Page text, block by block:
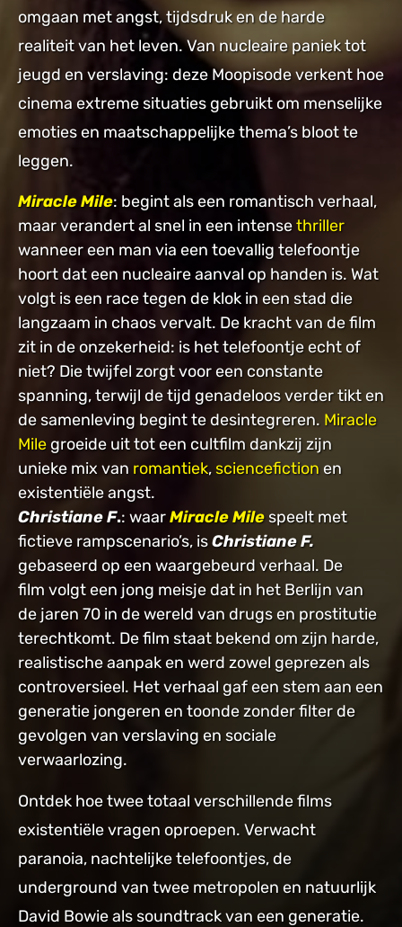
omgaan met angst, tijdsdruk en de harde
realiteit van het leven. Van nucleaire paniek tot
jeugd en verslaving: deze Moopisode verkent hoe
cinema extreme situaties gebruikt om menselijke
emoties en maatschappelijke thema’s bloot te
leggen.
Miracle Mile: begint als een romantisch verhaal,
maar verandert al snel in een intensethriller
wanneer een man via een toevallig telefoontje
hoort dat een nucleaire aanval op handen is. Wat
volgt is een race tegen de klok in een stad die
langzaam in chaos vervalt. De kracht van de film
zit in de onzekerheid: is het telefoontje echt of
niet? Die twijfel zorgt voor een constante
spanning, terwijl de tijd genadeloos verder tikt en
de samenleving begint te desintegreren. Miracle
Mile groeide uit tot een cultfilm dankzij zijn
unieke mix van romantiek, sciencefiction en
existentiële angst.
Christiane F.: waarMiracle Mile speelt met
fictieve rampscenario’s, isChristiane F.
gebaseerd op een waargebeurd verhaal. De
film volgt een jong meisje dat in het Berlijn van
de jaren 70 in de wereld van drugs en prostitutie
terechtkomt. De film staat bekend om zijn harde,
realistische aanpak en werd zowel geprezen als
controversieel. Het verhaal gaf een stem aan een
generatie jongeren en toonde zonder filter de
gevolgen van verslaving en sociale
verwaarlozing.
Ontdek hoe twee totaal verschillende films
existentiële vragen oproepen. Verwacht
paranoia, nachtelijke telefoontjes, de
underground van twee metropolen en natuurlijk
David Bowie als soundtrack van een generatie.